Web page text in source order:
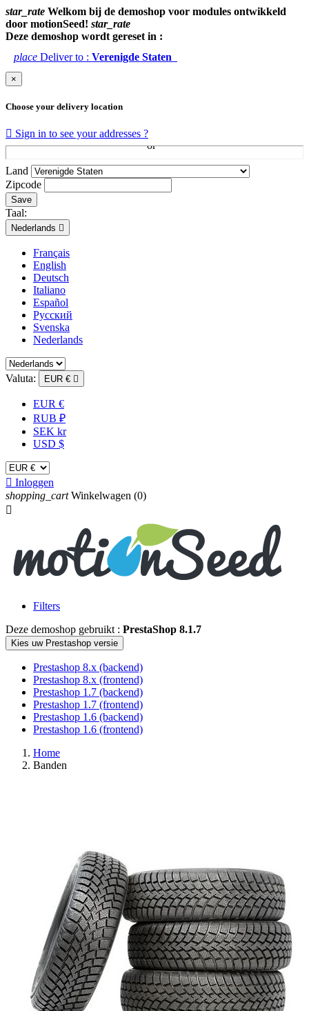
star_rate Welkom bij de demoshop voor modules ontwikkeld
door motionSeed! star_rate
Deze demoshop wordt gereset in :
place Deliver to : Verenigde Staten
×
Choose your delivery location
 Sign in to see your addresses ?
Land
Zipcode
Save
Taal:
Nederlands 
Français
English
Deutsch
Italiano
Español
Русский
Svenska
Nederlands
Valuta: EUR € 
EUR €
RUB ₽
SEK kr
USD $
 Inloggen
shopping_cart Winkelwagen (0)

Filters
Deze demoshop gebruikt : PrestaShop 8.1.7
Kies uw Prestashop versie
Prestashop 8.x (backend)
Prestashop 8.x (frontend)
Prestashop 1.7 (backend)
Prestashop 1.7 (frontend)
Prestashop 1.6 (backend)
Prestashop 1.6 (frontend)
Home
Banden